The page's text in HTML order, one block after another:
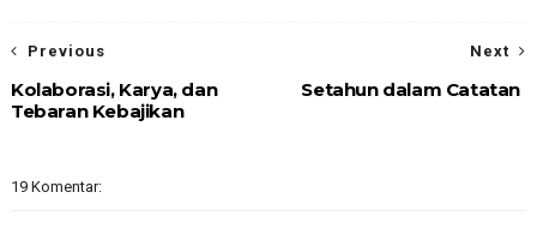
Next
Setahun dalam Catatan
Previous
Kolaborasi, Karya, dan
Tebaran Kebajikan
19 Komentar: